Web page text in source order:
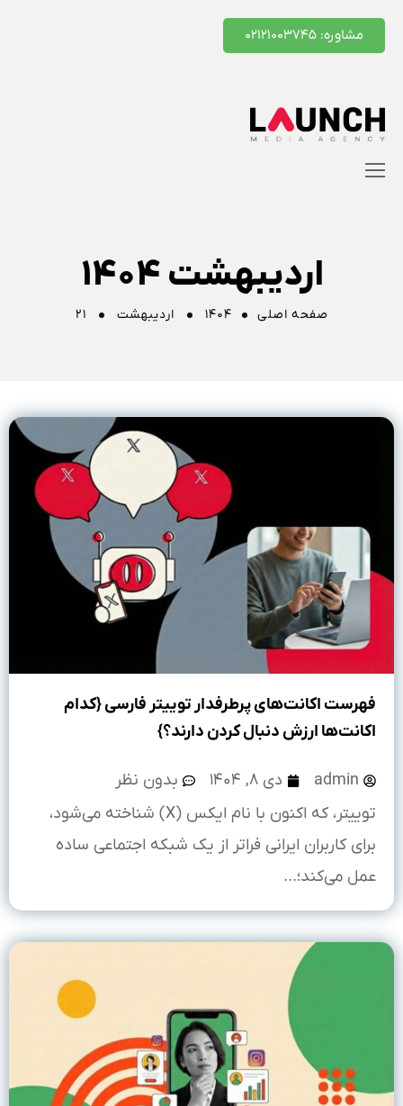
مشاوره: ۰۲۱۲۱۰۰۳۷۴۵
اردیبهشت ۱۴۰۴
صفحه اصلی ۱۴۰۴ اردیبهشت ۲۱
فهرست اکانت‌های پرطرفدار توییتر فارسی {کدام
اکانت‌ها ارزش دنبال کردن دارند؟}
admin دی ۸, ۱۴۰۴
بدون نظر
توییتر، که اکنون با نام ایکس (X) شناخته می‌شود،
برای کاربران ایرانی فراتر از یک شبکه اجتماعی ساده
عمل می‌کند؛...